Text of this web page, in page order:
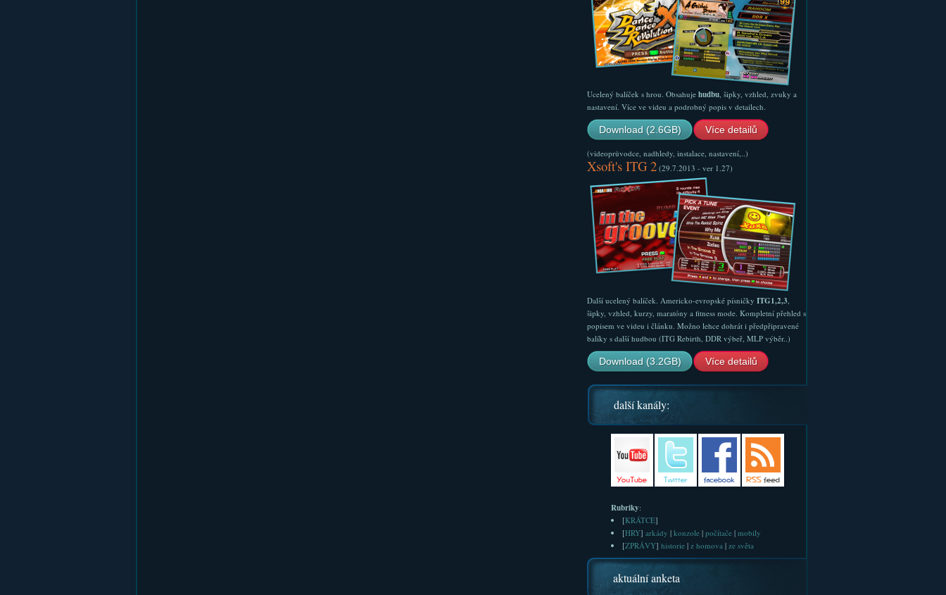
Ucelený balíček s hrou. Obsahuje hudbu, šipky, vzhled, zvuky a
nastavení. Více ve videu a podrobný popis v detailech.
Download (2.6GB) Více detailů
(videoprůvodce, nadhledy, instalace, nastavení,..)
Xsoft's ITG 2(29.7.2013 - ver 1.27)
Další ucelený balíček. Americko-evropské písničky ITG1,2,3,
šipky, vzhled, kurzy, maratóny a fitness mode. Kompletní přehled s
popisem ve videu i článku. Možno lehce dohrát i předpřipravené
balíky s další hudbou (ITG Rebirth, DDR výbeř, MLP výběr..)
Download (3.2GB) Více detailů
další kanály:
Rubriky:
[KRÁTCE]
[HRY] arkády | konzole| počítače| mobily
[ZPRÁVY] historie| z homova| ze světa
aktuální anketa